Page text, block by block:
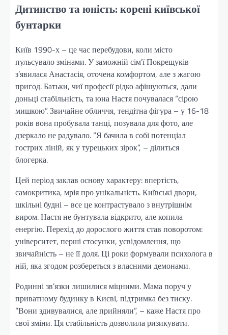
Дитинство та юність: корені київської
бунтарки
Київ 1990-х – це час перебудови, коли місто
пульсувало змінами. У заможній сім’ї Покрещуків
з’явилася Анастасія, оточена комфортом, але з жагою
пригод. Батьки, чиї професії рідко афішуються, дали
доньці стабільність, та юна Настя почувалася “сірою
мишкою”. Звичайне обличчя, тендітна фігура – у 16-18
років вона пробувала танці, позувала для фото, але
дзеркало не радувало. “Я бачила в собі потенціал
гострих ліній, як у турецьких зірок”, – ділиться
блогерка.
Цей період заклав основу характеру: впертість,
самокритика, мрія про унікальність. Київські двори,
шкільні будні – все це контрастувало з внутрішнім
виром. Настя не бунтувала відкрито, але копила
енергію. Перехід до дорослого життя став поворотом:
університет, перші стосунки, усвідомлення, що
звичайність – не її доля. Ці роки формували психолога в
ній, яка згодом розбереться з власними демонами.
Родинні зв’язки лишилися міцними. Мама поруч у
приватному будинку в Києві, підтримка без тиску.
“Вони здивувалися, але прийняли”, – каже Настя про
свої зміни. Ця стабільність дозволила ризикувати.